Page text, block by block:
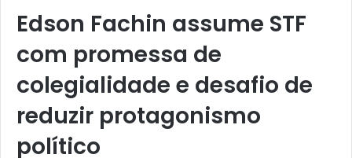
Edson Fachin assume STF
com promessa de
colegialidade e desafio de
reduzir protagonismo
político